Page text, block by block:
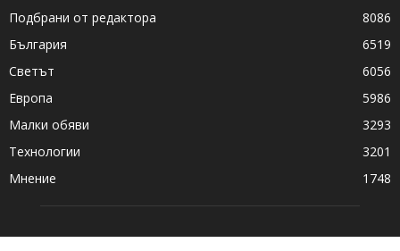
Подбрани от редактора
8086
България
6519
Светът
6056
Европа
5986
Малки обяви
3293
Технологии
3201
Мнение
1748